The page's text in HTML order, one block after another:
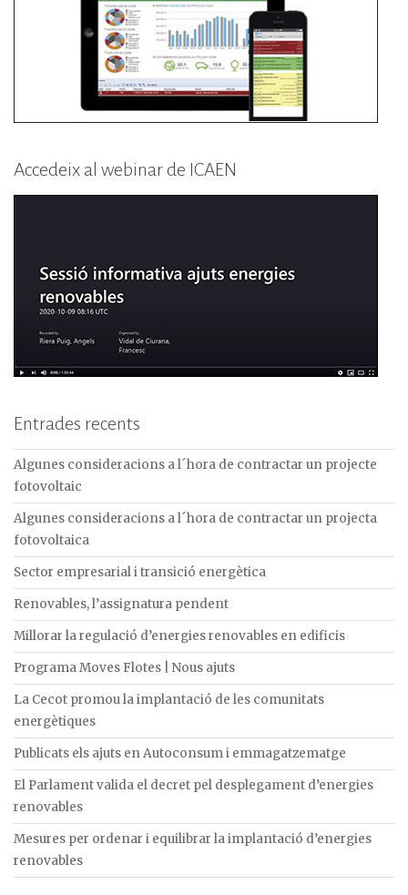
Accedeix al webinar de ICAEN
Entrades recents
Algunes consideracions a l´hora de contractar un projecte
fotovoltaic
Algunes consideracions a l´hora de contractar un projecta
fotovoltaica
Sector empresarial i transició energètica
Renovables, l’assignatura pendent
Millorar la regulació d’energies renovables en edificis
Programa Moves Flotes | Nous ajuts
La Cecot promou la implantació de les comunitats
energètiques
Publicats els ajuts en Autoconsum i emmagatzematge
El Parlament valida el decret pel desplegament d’energies
renovables
Mesures per ordenar i equilibrar la implantació d’energies
renovables